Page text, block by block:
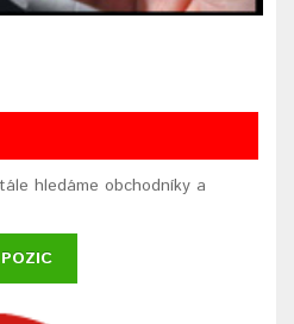
hledáme obchodníky a